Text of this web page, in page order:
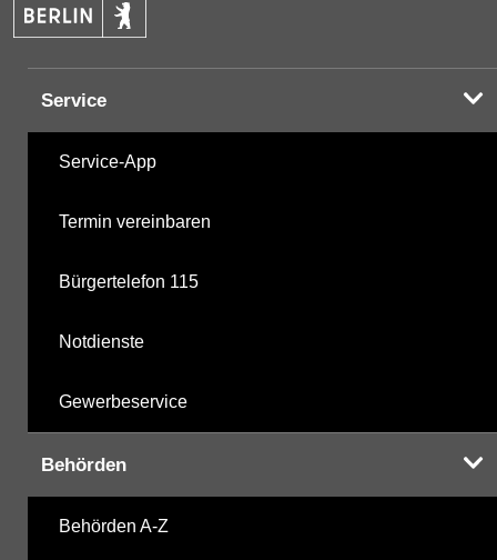
Service
Service-App
Termin vereinbaren
Bürgertelefon 115
Notdienste
Gewerbeservice
Behörden
Behörden A-Z